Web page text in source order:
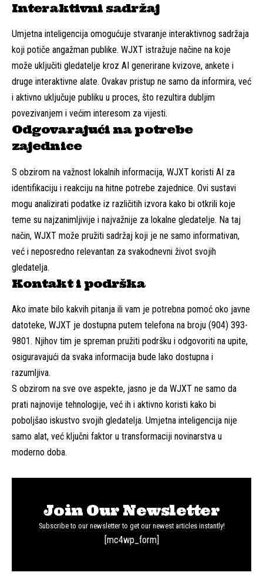
Interaktivni sadržaj
Umjetna inteligencija omogućuje stvaranje interaktivnog sadržaja
koji potiče angažman publike. WJXT istražuje načine na koje
može uključiti gledatelje kroz AI generirane kvizove, ankete i
druge interaktivne alate. Ovakav pristup ne samo da informira, već
i aktivno uključuje publiku u proces, što rezultira dubljim
povezivanjem i većim interesom za vijesti.
Odgovarajući na potrebe
zajednice
S obzirom na važnost lokalnih informacija, WJXT koristi AI za
identifikaciju i reakciju na hitne potrebe zajednice. Ovi sustavi
mogu analizirati podatke iz različitih izvora kako bi otkrili koje
teme su najzanimljivije i najvažnije za lokalne gledatelje. Na taj
način, WJXT može pružiti sadržaj koji je ne samo informativan,
već i neposredno relevantan za svakodnevni život svojih
gledatelja.
Kontakt i podrška
Ako imate bilo kakvih pitanja ili vam je potrebna pomoć oko javne
datoteke, WJXT je dostupna putem telefona na broju (904) 393-
9801. Njihov tim je spreman pružiti podršku i odgovoriti na upite,
osiguravajući da svaka informacija bude lako dostupna i
razumljiva.
S obzirom na sve ove aspekte, jasno je da WJXT ne samo da
prati najnovije tehnologije, već ih i aktivno koristi kako bi
poboljšao iskustvo svojih gledatelja. Umjetna inteligencija nije
samo alat, već ključni faktor u transformaciji novinarstva u
moderno doba.
Join Our Newsletter
Subscribe to our newsletter to get our newest articles instantly!
[mc4wp_form]